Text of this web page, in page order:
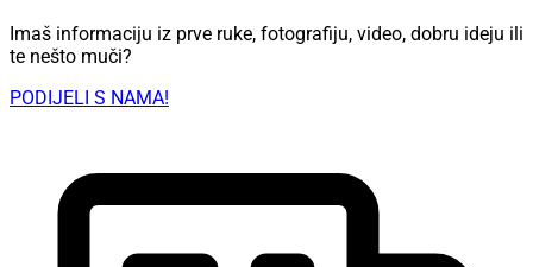
Imaš informaciju iz prve ruke, fotografiju, video, dobru ideju ili
te nešto muči?
PODIJELI S NAMA!